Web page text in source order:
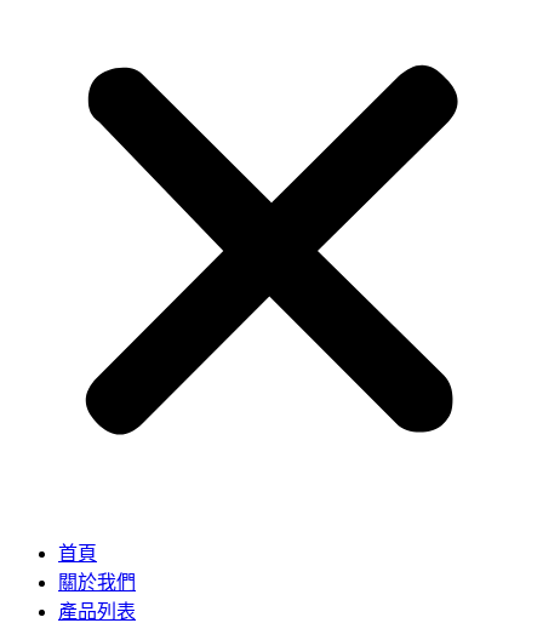
首頁
關於我們
產品列表